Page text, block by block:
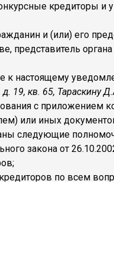
кредиторы
и (или) его
представитель
к настоящему
19, кв. 65, Тараскину
с приложением
или иных
следующие
закона от
по всем